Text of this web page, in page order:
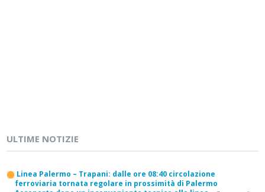
ULTIME NOTIZIE
Linea Palermo – Trapani: dalle ore 08:40 circolazione
ferroviaria tornata regolare in prossimità di Palermo